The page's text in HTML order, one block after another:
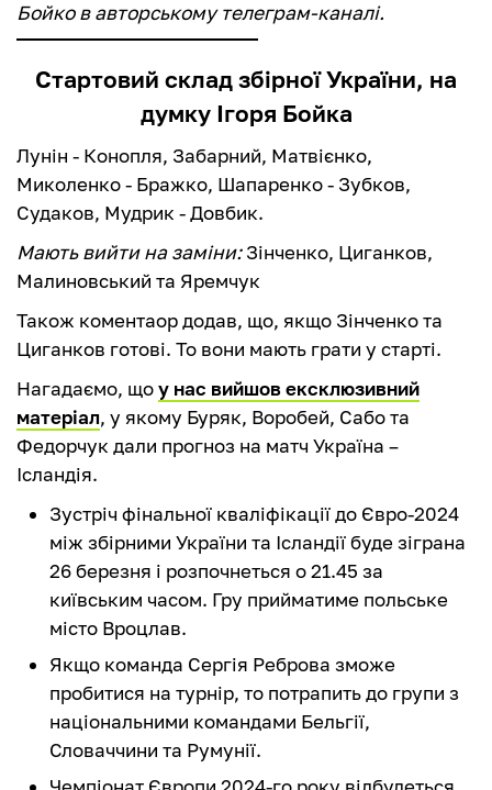
Бойко в авторському телеграм-каналі.
Стартовий склад збірної України, на
думку Ігоря Бойка
Лунін - Конопля, Забарний, Матвієнко,
Миколенко - Бражко, Шапаренко - Зубков,
Судаков, Мудрик - Довбик.
Мають вийти на заміни:Зінченко, Циганков,
Малиновський та Яремчук
Також коментаор додав, що, якщо Зінченко та
Циганков готові. То вони мають грати у старті.
Нагадаємо, щоу нас вийшов ексклюзивний
матеріал, у якому Буряк, Воробей, Сабо та
Федорчук дали прогноз на матч Україна –
Ісландія.
Зустріч фінальної кваліфікації до Євро-2024
між збірними України та Ісландії буде зіграна
26 березня і розпочнеться о 21.45 за
київським часом. Гру прийматиме польське
місто Вроцлав.
Якщо команда Сергія Реброва зможе
пробитися на турнір, то потрапить до групи з
національними командами Бельгії,
Словаччини та Румунії.